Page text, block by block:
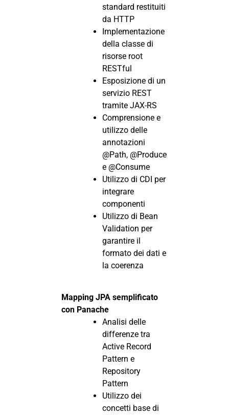
standard restituiti
da HTTP
Implementazione
della classe di
risorse root
RESTful
Esposizione di un
servizio REST
tramite JAX-RS
Comprensione e
utilizzo delle
annotazioni
@Path, @Produce
e @Consume
Utilizzo di CDI per
integrare
componenti
Utilizzo di Bean
Validation per
garantire il
formato dei dati e
la coerenza
Mapping JPA semplificato
con Panache
Analisi delle
differenze tra
Active Record
Pattern e
Repository
Pattern
Utilizzo dei
concetti base di